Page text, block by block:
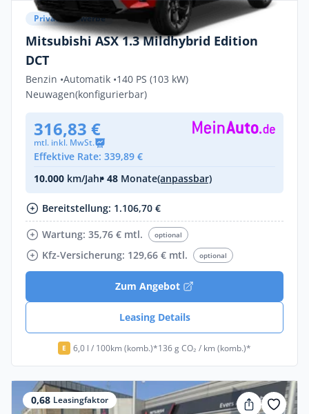
Privat & Gewerbe
Mitsubishi ASX 1.3 Mildhybrid Edition
DCT
Benzin •Automatik •140 PS (103 kW)
Neuwagen(konfigurierbar)
316,83 €
mtl. inkl. MwSt.
Effektive Rate: 339,89 €
10.000 km/Jahr• 48 Monate(anpassbar)
Bereitstellung: 1.106,70 €
Wartung: 35,76 € mtl.
optional
Kfz-Versicherung: 129,66 € mtl. optional
Zum Angebot
Leasing Details
E 6,0 l / 100km (komb.)*136 g CO₂ / km (komb.)*
0,68 Leasingfaktor